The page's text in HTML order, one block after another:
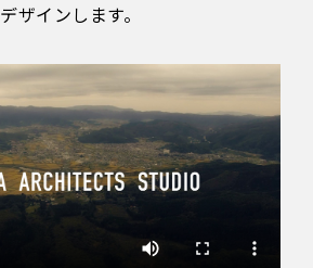
デザインします。